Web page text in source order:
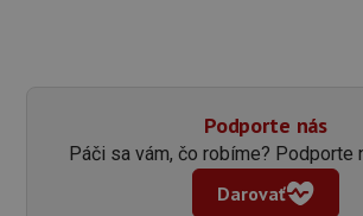
Podporte nás
Páči sa vám, čo robíme? Podporte
Darovať